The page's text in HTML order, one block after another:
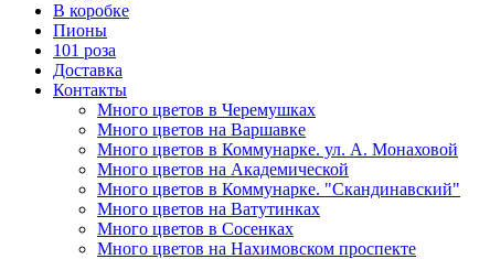
В коробке
Пионы
101 роза
Доставка
Контакты
Много цветов в Черемушках
Много цветов на Варшавке
Много цветов в Коммунарке. ул. А. Монаховой
Много цветов на Академической
Много цветов в Коммунарке. "Скандинавский"
Много цветов на Ватутинках
Много цветов в Сосенках
Много цветов на Нахимовском проспекте